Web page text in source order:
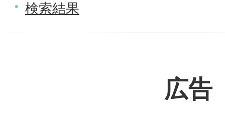
検索結果
広告